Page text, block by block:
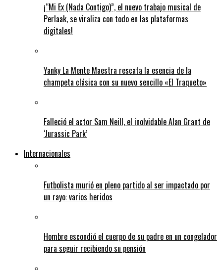
¡“Mi Ex (Nada Contigo)”, el nuevo trabajo musical de
Perlaak, se viraliza con todo en las plataformas
digitales!
Yanky La Mente Maestra rescata la esencia de la
champeta clásica con su nuevo sencillo «El Traqueto»
Falleció el actor Sam Neill, el inolvidable Alan Grant de
‘Jurassic Park’
Internacionales
Futbolista murió en pleno partido al ser impactado por
un rayo: varios heridos
Hombre escondió el cuerpo de su padre en un congelador
para seguir recibiendo su pensión